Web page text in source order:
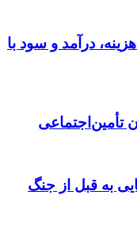
قیمت بازار؛
تهیه کنیم؟
جوشکاری، کیفیت